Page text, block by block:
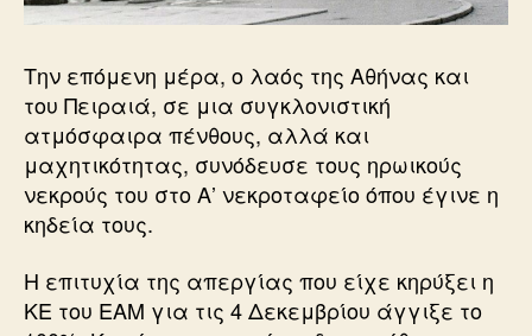
Την επόμενη μέρα, ο λαός της Αθήνας και
του Πειραιά, σε μια συγκλονιστική
ατμόσφαιρα πένθους, αλλά και
μαχητικότητας, συνόδευσε τους ηρωικούς
νεκρούς του στο Α’ νεκροταφείο όπου έγινε η
κηδεία τους.
Η επιτυχία της απεργίας που είχε κηρύξει η
ΚΕ του ΕΑΜ για τις 4 Δεκεμβρίου άγγιξε το